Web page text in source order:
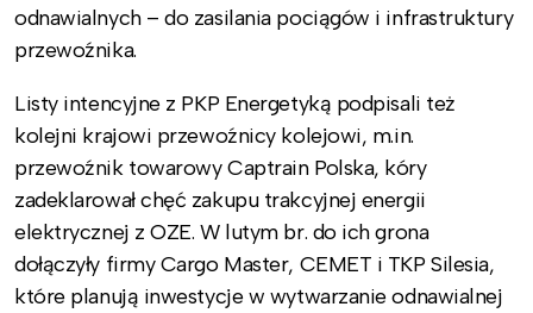
odnawialnych – do zasilania pociągów i infrastruktury
przewoźnika.
Listy intencyjne z PKP Energetyką podpisali też
kolejni krajowi przewoźnicy kolejowi, m.in.
przewoźnik towarowy Captrain Polska, kóry
zadeklarował chęć zakupu trakcyjnej energii
elektrycznej z OZE. W lutym br. do ich grona
dołączyły firmy Cargo Master, CEMET i TKP Silesia,
które planują inwestycje w wytwarzanie odnawialnej